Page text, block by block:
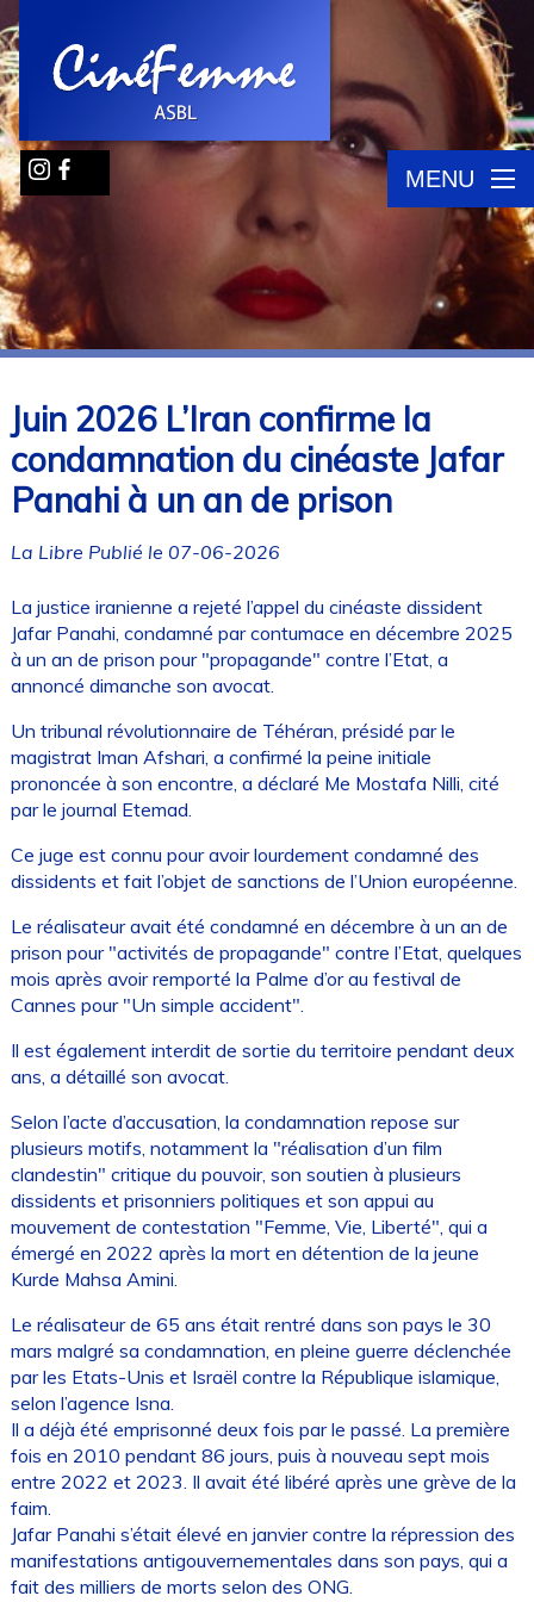
MENU
Juin 2026 L’Iran confirme la
condamnation du cinéaste Jafar
Panahi à un an de prison
La Libre Publié le 07-06-2026
La justice iranienne a rejeté l’appel du cinéaste dissident
Jafar Panahi, condamné par contumace en décembre 2025
à un an de prison pour "propagande" contre l’Etat, a
annoncé dimanche son avocat.
Un tribunal révolutionnaire de Téhéran, présidé par le
magistrat Iman Afshari, a confirmé la peine initiale
prononcée à son encontre, a déclaré Me Mostafa Nilli, cité
par le journal Etemad.
Ce juge est connu pour avoir lourdement condamné des
dissidents et fait l’objet de sanctions de l’Union européenne.
Le réalisateur avait été condamné en décembre à un an de
prison pour "activités de propagande" contre l’Etat, quelques
mois après avoir remporté la Palme d’or au festival de
Cannes pour "Un simple accident".
Il est également interdit de sortie du territoire pendant deux
ans, a détaillé son avocat.
Selon l’acte d’accusation, la condamnation repose sur
plusieurs motifs, notamment la "réalisation d’un film
clandestin" critique du pouvoir, son soutien à plusieurs
dissidents et prisonniers politiques et son appui au
mouvement de contestation "Femme, Vie, Liberté", qui a
émergé en 2022 après la mort en détention de la jeune
Kurde Mahsa Amini.
Le réalisateur de 65 ans était rentré dans son pays le 30
mars malgré sa condamnation, en pleine guerre déclenchée
par les Etats-Unis et Israël contre la République islamique,
selon l’agence Isna.
Il a déjà été emprisonné deux fois par le passé. La première
fois en 2010 pendant 86 jours, puis à nouveau sept mois
entre 2022 et 2023. Il avait été libéré après une grève de la
faim.
Jafar Panahi s’était élevé en janvier contre la répression des
manifestations antigouvernementales dans son pays, qui a
fait des milliers de morts selon des ONG.